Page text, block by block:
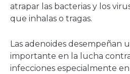
atrapar las bacterias y los
que inhalas o tragas.
Las adenoides desempeñan
importante en la lucha
infecciones especialmente